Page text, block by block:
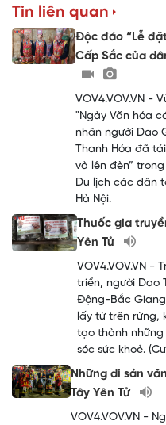
Tin liên quan
Độc đáo “Lễ
Cấp Sắc của
VOV4.VOV.VN -
"Ngày Văn hóa
nhân người Dao
Thanh Hóa đã
và lên đèn”
Du lịch các dân
Hà Nội.
Thuốc gia
Yên Tử
VOV4.VOV.VN -
triển, người Dao
Động-Bắc
lấy từ trên rừng,
tạo thành
sóc sức khoẻ.
Những di sản
Tây Yên Tử
VOV4.VOV.VN -